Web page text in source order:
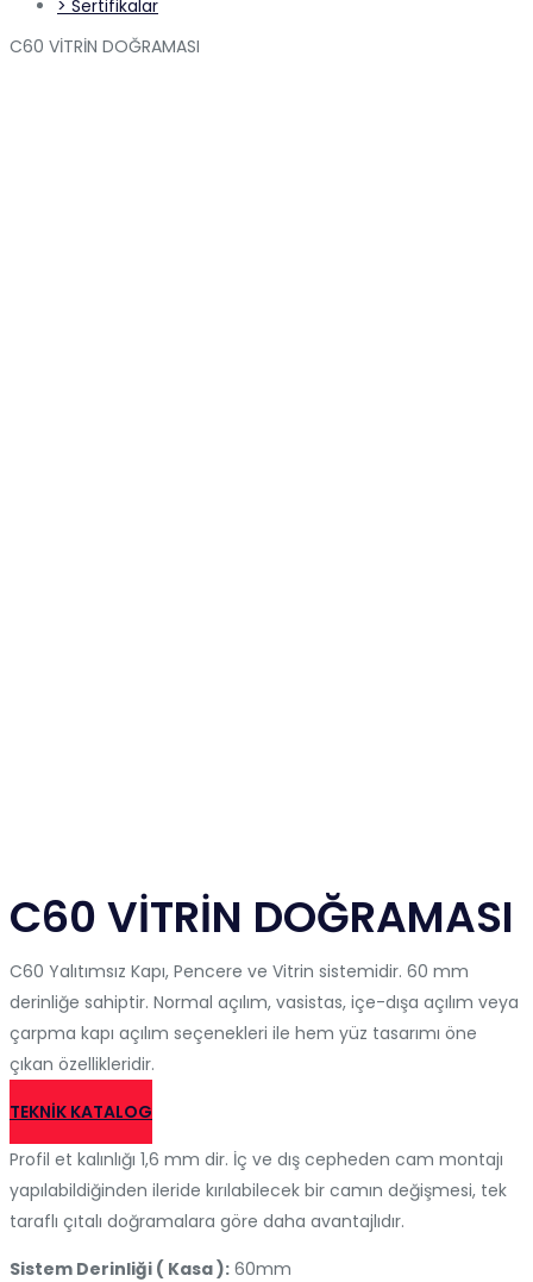
> Sertifikalar
C60 VİTRİN DOĞRAMASI
C60 VİTRİN DOĞRAMASI
C60 Yalıtımsız Kapı, Pencere ve Vitrin sistemidir. 60 mm
derinliğe sahiptir. Normal açılım, vasistas, içe-dışa açılım veya
çarpma kapı açılım seçenekleri ile hem yüz tasarımı öne
çıkan özellikleridir.
TEKNIK KATALOG
Profil et kalınlığı 1,6 mm dir. İç ve dış cepheden cam montajı
yapılabildiğinden ileride kırılabilecek bir camın değişmesi, tek
taraflı çıtalı doğramalara göre daha avantajlıdır.
Sistem Derinliği ( Kasa ): 60mm